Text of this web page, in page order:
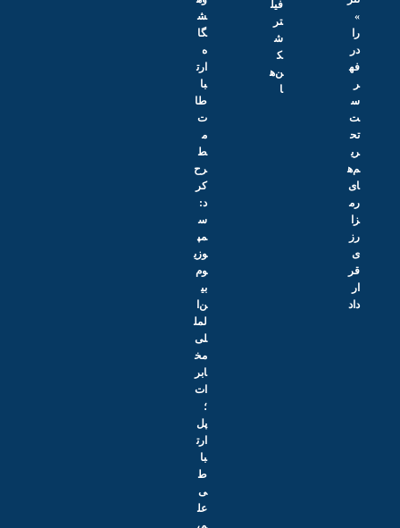
»
را
در
فه
ر
س
ت
تح
ری
م‌ه
ای
رم
زا
رز
ی
قر
ار
داد
فیل
تر
ش
ک
ن‌ه
ا
ش
گا
ه
ارت
با
طا
ت
م
ط
رح
کر
د:
س
مپ
وزی
وم
بی
ن‌ا
لمل
لی
مخ
ابر
ات
؛
پل
ارت
با
ط
ی
عل
م،